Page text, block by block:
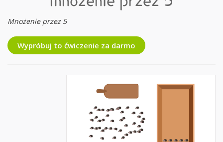
Mnożenie przez 5
Wypróbuj to ćwiczenie za darmo